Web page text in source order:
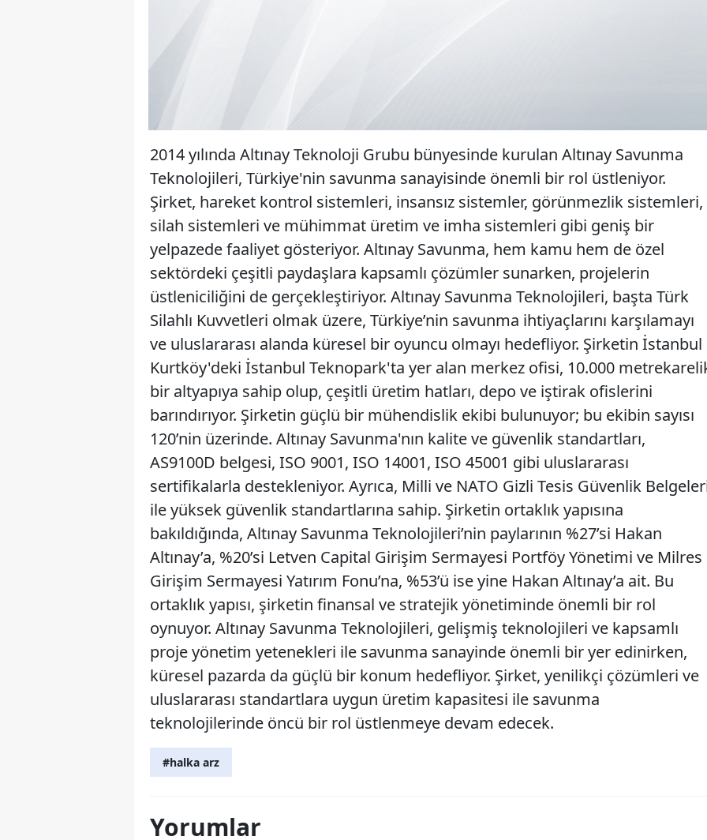
2014 yılında Altınay Teknoloji Grubu bünyesinde kurulan Altınay Savunma
Teknolojileri, Türkiye'nin savunma sanayisinde önemli bir rol üstleniyor.
Şirket, hareket kontrol sistemleri, insansız sistemler, görünmezlik sistemleri,
silah sistemleri ve mühimmat üretim ve imha sistemleri gibi geniş bir
yelpazede faaliyet gösteriyor. Altınay Savunma, hem kamu hem de özel
sektördeki çeşitli paydaşlara kapsamlı çözümler sunarken, projelerin
üstleniciliğini de gerçekleştiriyor. Altınay Savunma Teknolojileri, başta Türk
Silahlı Kuvvetleri olmak üzere, Türkiye’nin savunma ihtiyaçlarını karşılamayı
ve uluslararası alanda küresel bir oyuncu olmayı hedefliyor. Şirketin İstanbul
Kurtköy'deki İstanbul Teknopark'ta yer alan merkez ofisi, 10.000
bir altyapıya sahip olup, çeşitli üretim hatları, depo ve iştirak ofislerini
barındırıyor. Şirketin güçlü bir mühendislik ekibi bulunuyor; bu ekibin sayısı
120’nin üzerinde. Altınay Savunma'nın kalite ve güvenlik standartları,
AS9100D belgesi, ISO 9001, ISO 14001, ISO 45001 gibi uluslararası
sertifikalarla destekleniyor. Ayrıca, Milli ve NATO Gizli Tesis Güvenlik
ile yüksek güvenlik standartlarına sahip. Şirketin ortaklık yapısına
bakıldığında, Altınay Savunma Teknolojileri’nin paylarının %27’si Hakan
Altınay’a, %20’si Letven Capital Girişim Sermayesi Portföy Yönetimi ve Milres
Girişim Sermayesi Yatırım Fonu’na, %53’ü ise yine Hakan Altınay’a ait. Bu
ortaklık yapısı, şirketin finansal ve stratejik yönetiminde önemli bir rol
oynuyor. Altınay Savunma Teknolojileri, gelişmiş teknolojileri ve kapsamlı
proje yönetim yetenekleri ile savunma sanayinde önemli bir yer edinirken,
küresel pazarda da güçlü bir konum hedefliyor. Şirket, yenilikçi çözümleri ve
uluslararası standartlara uygun üretim kapasitesi ile savunma
teknolojilerinde öncü bir rol üstlenmeye devam edecek.
#halka arz
Yorumlar